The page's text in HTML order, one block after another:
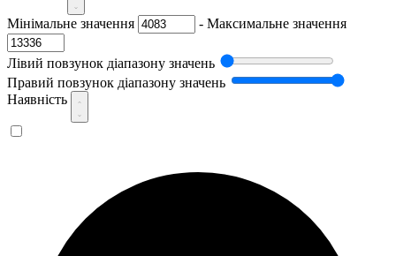
Мінімальне значення - Максимальне значення
Лівий повзунок діапазону значень
Правий повзунок діапазону значень
Наявність